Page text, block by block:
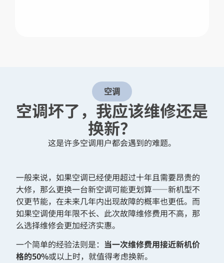
空调
空调坏了，我应该维修还是
换新？
这是许多空调用户都会遇到的难题。
一般来说，如果空调已经使用超过十年且需要昂贵的
大修，那么更换一台新空调可能更划算——新机型不
仅更节能，在未来几年内出现故障的概率也更低。而
如果空调使用年限不长、此次故障维修费用不高，那
么选择维修会更加经济实惠。
一个简单的经验法则是： 当一次维修费用接近新机价
格的50%或以上时，就值得考虑换新。